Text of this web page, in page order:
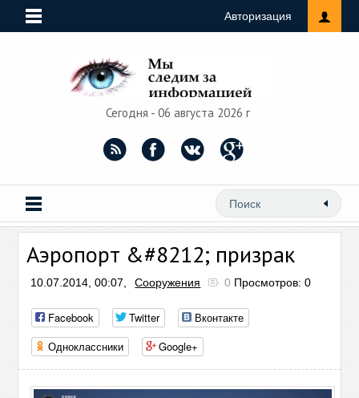
Авторизация
Сегодня - 06 августа 2026 г
Аэропорт &#8212; призрак
10.07.2014, 00:07, Сооружения 0 Просмотров: 0
Facebook Twitter
Вконтакте
Одноклассники
Google+